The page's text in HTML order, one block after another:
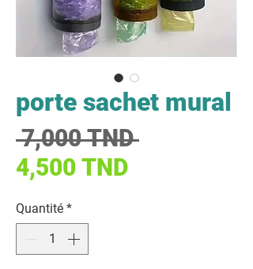
porte sachet mural
7,000 TND Prix original
4,500 TNDPrix
Quantité *